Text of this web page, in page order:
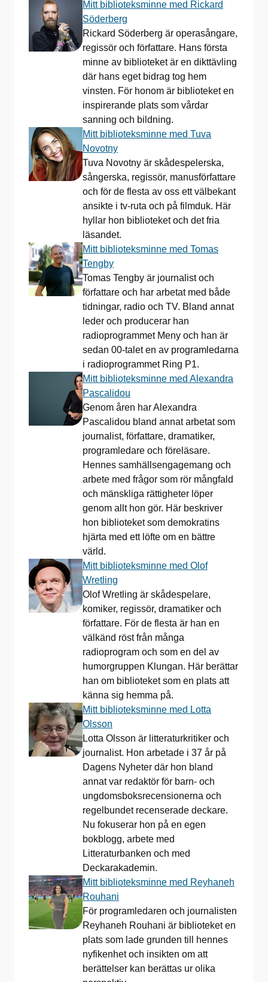
Mitt biblioteksminne med Rickard
Söderberg
Rickard Söderberg är operasångare,
regissör och författare. Hans första
minne av biblioteket är en dikttävling
där hans eget bidrag tog hem
vinsten. För honom är biblioteket en
inspirerande plats som vårdar
sanning och bildning.
Mitt biblioteksminne med Tuva
Novotny
Tuva Novotny är skådespelerska,
sångerska, regissör, manusförfattare
och för de flesta av oss ett välbekant
ansikte i tv-ruta och på filmduk. Här
hyllar hon biblioteket och det fria
läsandet.
Mitt biblioteksminne med Tomas
Tengby
Tomas Tengby är journalist och
författare och har arbetat med både
tidningar, radio och TV. Bland annat
leder och producerar han
radioprogrammet Meny och han är
sedan 00-talet en av programledarna
i radioprogrammet Ring P1.
Mitt biblioteksminne med Alexandra
Pascalidou
Genom åren har Alexandra
Pascalidou bland annat arbetat som
journalist, författare, dramatiker,
programledare och föreläsare.
Hennes samhällsengagemang och
arbete med frågor som rör mångfald
och mänskliga rättigheter löper
genom allt hon gör. Här beskriver
hon biblioteket som demokratins
hjärta med ett löfte om en bättre
värld.
Mitt biblioteksminne med Olof
Wretling
Olof Wretling är skådespelare,
komiker, regissör, dramatiker och
författare. För de flesta är han en
välkänd röst från många
radioprogram och som en del av
humorgruppen Klungan. Här berättar
han om biblioteket som en plats att
känna sig hemma på.
Mitt biblioteksminne med Lotta
Olsson
Lotta Olsson är litteraturkritiker och
journalist. Hon arbetade i 37 år på
Dagens Nyheter där hon bland
annat var redaktör för barn- och
ungdomsboksrecensionerna och
regelbundet recenserade deckare.
Nu fokuserar hon på en egen
bokblogg, arbete med
Litteraturbanken och med
Deckarakademin.
Mitt biblioteksminne med Reyhaneh
Rouhani
För programledaren och journalisten
Reyhaneh Rouhani är biblioteket en
plats som lade grunden till hennes
nyfikenhet och insikten om att
berättelser kan berättas ur olika